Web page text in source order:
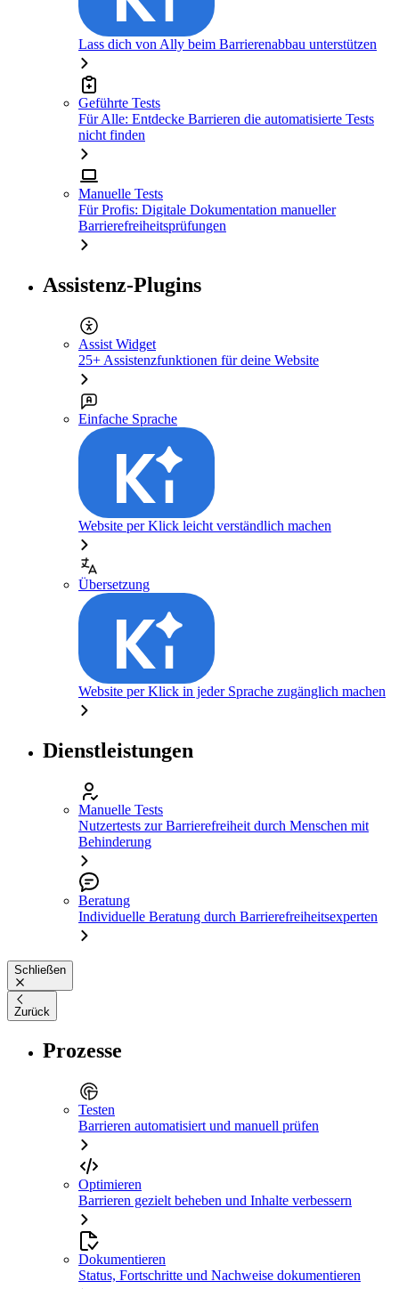
Lass dich von Ally beim Barrierenabbau unterstützen
Geführte Tests
Für Alle: Entdecke Barrieren die automatisierte Tests
nicht finden
Manuelle Tests
Für Profis: Digitale Dokumentation manueller
Barrierefreiheitsprüfungen
Assistenz-Plugins
Assist Widget
25+ Assistenzfunktionen für deine Website
Einfache Sprache
Website per Klick leicht verständlich machen
Übersetzung
Website per Klick in jeder Sprache zugänglich machen
Dienstleistungen
Manuelle Tests
Nutzertests zur Barrierefreiheit durch Menschen mit
Behinderung
Beratung
Individuelle Beratung durch Barrierefreiheitsexperten
Schließen
Zurück
Prozesse
Testen
Barrieren automatisiert und manuell prüfen
Optimieren
Barrieren gezielt beheben und Inhalte verbessern
Dokumentieren
Status, Fortschritte und Nachweise dokumentieren